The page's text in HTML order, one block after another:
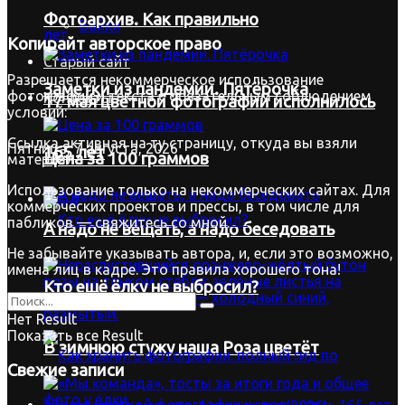
Байки
Старый сайт
Контакты
Пятница, 7 августа, 2026
Вход
Фотоархив. Как правильно
Заметки из пандемии. Пятёрочка
Цена за 100 граммов
А надо не вещать, а надо беседовать
В зимнюю стужу наша Роза цветёт
17 мая цветной фотографии исполнилось
165 лет
Кто ещё ёлку не выбросил?
Копирайт авторское право
Разрешается некоммерческое использование
фотографий и текста с обязательным соблюдением
условий:
Ссылка активная на ту страницу, откуда вы взяли
материал.
Использование только на некоммерческих сайтах. Для
коммерческих проектов и прессы, в том числе для
пабликов — свяжитесь со мной.
Не забывайте указывать автора, и, если это возможно,
имена лиц в кадре. Это правила хорошего тона!
Нет Result
Показать все Result
Свежие записи